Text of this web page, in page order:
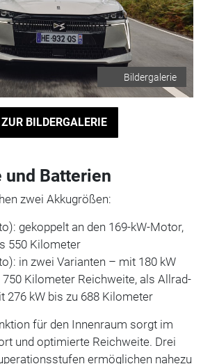
Bildergalerie
ZUR BILDERGALERIE
und Batterien
zwei Akkugrößen:
gekoppelt an den 169-kW-Motor,
550 Kilometer
in zwei Varianten – mit 180 kW
Kilometer Reichweite, als Allrad-
276 kW bis zu 688 Kilometer
für den Innenraum sorgt im
und optimierte Reichweite. Drei
ermöglichen nahezu